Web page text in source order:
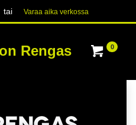
tai Varaa aika verk​​​​ossa
Rengas 0